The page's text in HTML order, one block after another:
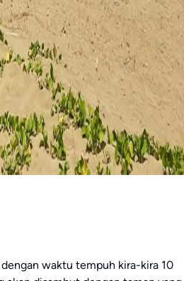
waktu tempuh kira-kira 10